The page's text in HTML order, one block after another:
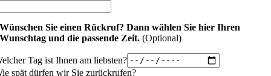
Wünschen Sie einen Rückruf? Dann wählen Sie hier Ihren
Wunschtag und die passende Zeit.(Optional)
Tag ist Ihnen am liebsten?
spät dürfen wir Sie zurückrufen?